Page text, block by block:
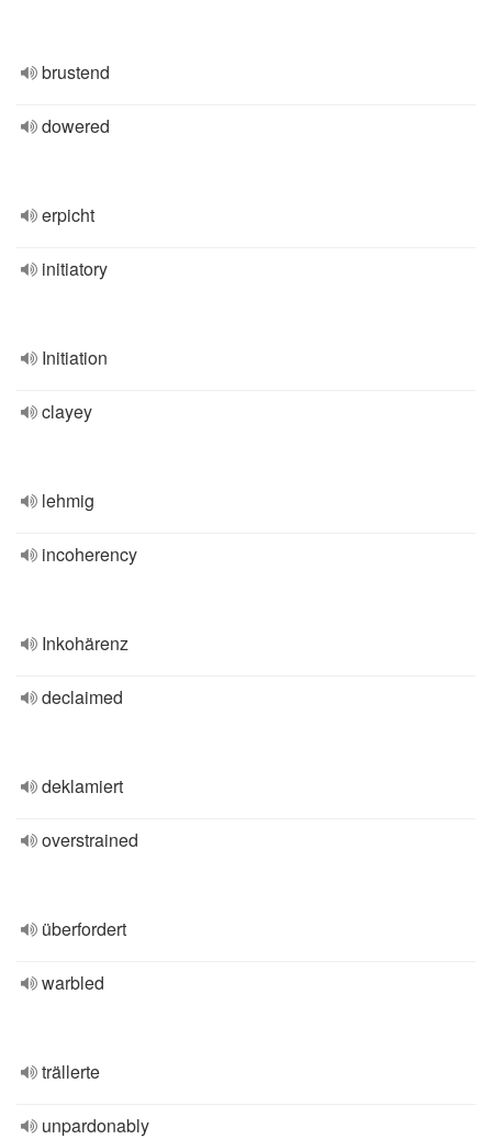
brustend
dowered
erpicht
initiatory
Initiation
clayey
lehmig
incoherency
Inkohärenz
declaimed
deklamiert
overstrained
überfordert
warbled
trällerte
unpardonably